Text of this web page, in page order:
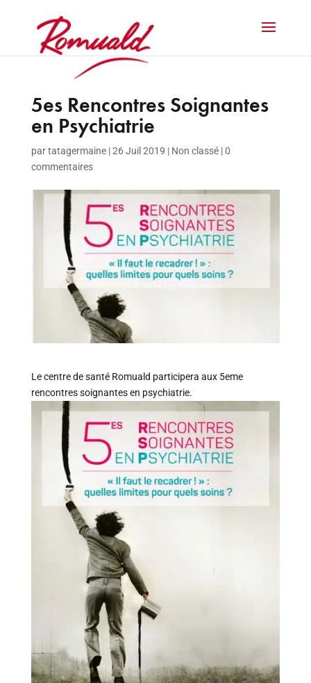
5es Rencontres Soignantes
en Psychiatrie
partatagermaine|26 Juil 2019 | Non classé|0
commentaires
Le centre de santé Romuald participera aux 5eme
rencontres soignantes en psychiatrie.